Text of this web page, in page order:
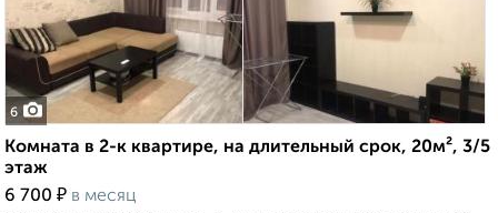
6
Комната в 2-к квартире, на длительный срок, 20м², 3/5
этаж
6 700 ₽ в месяц